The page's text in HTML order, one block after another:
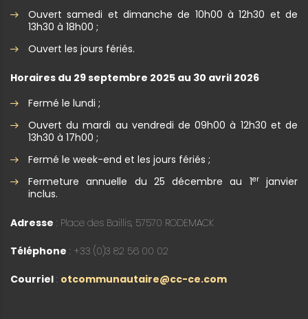
Ouvert samedi et dimanche de 10h00 à 12h30 et de
13h30 à 18h00 ;
Ouvert les jours fériés.
Horaires du 29 septembre 2025 au 30 avril 2026
Fermé le lundi ;
Ouvert du mardi au vendredi de 09h00 à 12h30 et de
13h30 à 17h00 ;
Fermé le week-end et les jours fériés ;
Fermeture annuelle du 25 décembre au 1erjanvier
inclus.
Adresse : Place des Baillis, 57570 RODEMACK
Téléphone : +33 (0)3 82 56 00 02
Courriel : otcommunautaire@cc-ce.com